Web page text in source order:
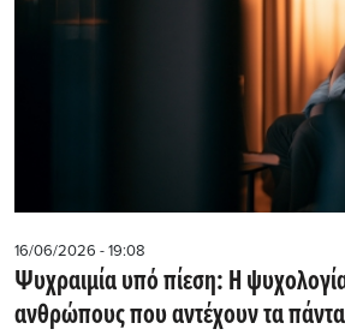
16/06/2026 - 19:08
Ψυχραιμία υπό πίεση: Η
ανθρώπους που αντέχουν τα πάντα